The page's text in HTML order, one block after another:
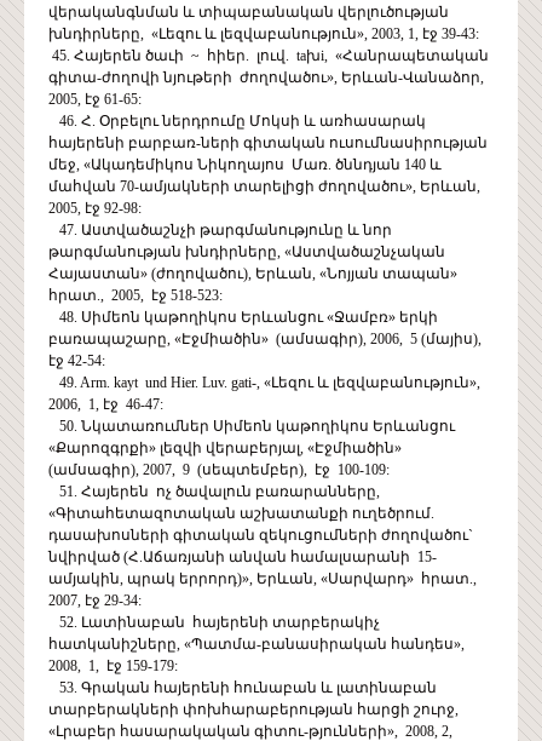
վերականգնման և տիպաբանական վերլուծության
խնդիրները, «Լեզու և լեզվաբանություն», 2003, 1, էջ 39-43:
45. Հայերեն ծաւի ~ հիեր. լուվ. taխi, «Հանրապետական
գիտա-ժողովի նյութերի ժողովածու», Երևան-Վանաձոր,
2005, էջ 61-65:
46. Հ. Օրբելու ներդրումը Մոկսի և առհասարակ
հայերենի բարբառ-ների գիտական ուսումնասիրության
մեջ, «Ակադեմիկոս Նիկողայոս Մառ. ծննդյան 140 և
մահվան 70-ամյակների տարելիցի ժողովածու», Երևան,
2005, էջ 92-98:
47. Աստվածաշնչի թարգմանությունը և նոր
թարգմանության խնդիրները, «Աստվածաշնչական
Հայաստան» (ժողովածու), Երևան, «Նոյյան տապան»
հրատ., 2005, էջ 518-523:
48. Սիմեոն կաթողիկոս Երևանցու «Ջամբռ» երկի
բառապաշարը, «Էջմիածին» (ամսագիր), 2006, 5 (մայիս),
էջ 42-54:
49. Arm. kayt und Hier. Luv. gati-, «Լեզու և լեզվաբանություն»,
2006, 1, էջ 46-47:
50. Նկատառումներ Սիմեոն կաթողիկոս Երևանցու
«Քարոզգրքի» լեզվի վերաբերյալ, «Էջմիածին»
(ամսագիր), 2007, 9 (սեպտեմբեր), էջ 100-109:
51. Հայերեն ոչ ծավալուն բառարանները,
«Գիտահետազոտական աշխատանքի ուղեծրում.
դասախոսների գիտական զեկուցումների ժողովածու`
նվիրված (Հ.Աճառյանի անվան համալսարանի 15-
ամյակին, պրակ երրորդ)», Երևան, «Սարվարդ» հրատ.,
2007, էջ 29-34:
52. Լատինաբան հայերենի տարբերակիչ
հատկանիշները, «Պատմա-բանասիրական հանդես»,
2008, 1, էջ 159-179:
53. Գրական հայերենի հունաբան և լատինաբան
տարբերակների փոխհարաբերության հարցի շուրջ,
«Լրաբեր հասարակական գիտու-թյունների», 2008, 2,